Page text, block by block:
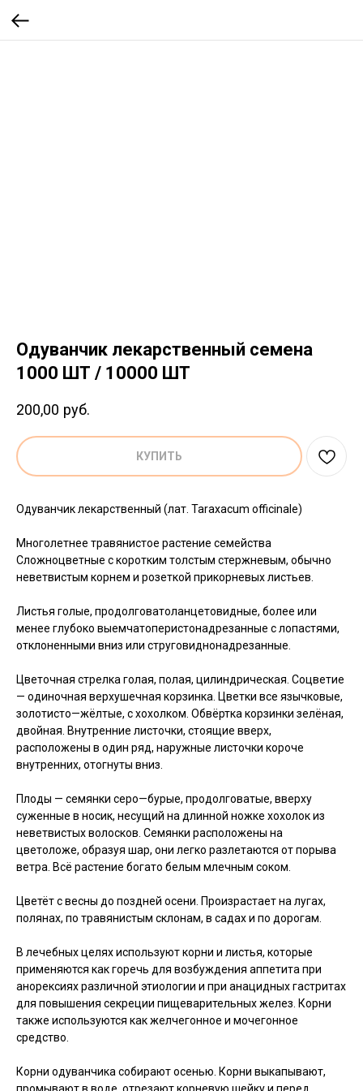
Одуванчик лекарственный семена
1000 ШТ / 10000 ШТ
200,00 руб.
КУПИТЬ
Одуванчик лекарственный (лат. Taraxacum officinale)
Многолетнее травянистое растение семейства
Сложноцветные с коротким толстым стержневым, обычно
неветвистым корнем и розеткой прикорневых листьев.
Листья голые, продолговатоланцетовидные, более или
менее глубоко выемчатоперистонадрезанные с лопастями,
отклоненными вниз или струговиднонадрезанные.
Цветочная стрелка голая, полая, цилиндрическая. Соцветие
— одиночная верхушечная корзинка. Цветки все язычковые,
золотисто—жёлтые, с хохолком. Обвёртка корзинки зелёная,
двойная. Внутренние листочки, стоящие вверх,
расположены в один ряд, наружные листочки короче
внутренних, отогнуты вниз.
Плоды — семянки серо—бурые, продолговатые, вверху
суженные в носик, несущий на длинной ножке хохолок из
неветвистых волосков. Семянки расположены на
цветоложе, образуя шар, они легко разлетаются от порыва
ветра. Всё растение богато белым млечным соком.
Цветёт с весны до поздней осени. Произрастает на лугах,
полянах, по травянистым склонам, в садах и по дорогам.
В лечебных целях используют корни и листья, которые
применяются как горечь для возбуждения аппетита при
анорексиях различной этиологии и при анацидных гастритах
для повышения секреции пищеварительных желез. Корни
также используются как желчегонное и мочегонное
средство.
Корни одуванчика собирают осенью. Корни выкапывают,